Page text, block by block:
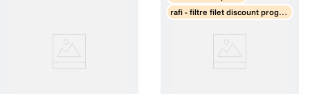
rafi - filtre filet discount progre